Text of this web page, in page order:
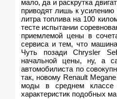
мало, да и раскрутка
приводят лишь к
литра топлива на 100
тесте испытании
приемлемой цены в
сервиса и тем, что
Чуть позади Chrysler
начальной цены, ну, а
автомобилиста по
так, новому Renault
моды в среднем классе
характеристик подобных